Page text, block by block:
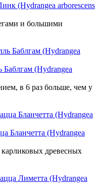
(Hydrangea arborescens
и большими
Баблгам (Hydrangea
в 6 раз больше, чем у
Бланчетта (Hydrangea
древесных